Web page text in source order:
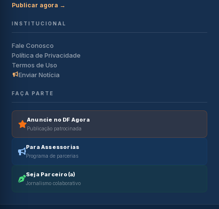
Publicar agora →
INSTITUCIONAL
Fale Conosco
Política de Privacidade
Termos de Uso
Enviar Notícia
FAÇA PARTE
Anuncie no DF Agora
Publicação patrocinada
Para Assessorias
Programa de parcerias
Seja Parceiro(a)
Jornalismo colaborativo